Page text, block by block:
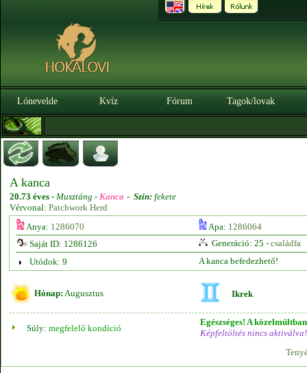
Lónevelde Kvíz Fórum Tagok/lovak
A kanca
20.73 éves - Musztáng - Kanca - Szín: fekete
Vérvonal: Patchwork Herd
Anya: 1286070 Apa: 1286064
Saját ID: 1286126
Generáció: 25 - családfa
Utódok: 9
A kanca befedezhető!
Hónap: Augusztus Ikrek
Súly: megfelelő kondíció
Egészséges! A
Képfeltöltés nincs aktiválva!